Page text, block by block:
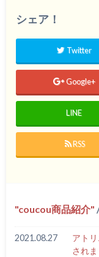
シェア！
Twitter
Google+
LINE
RSS
coucou商品紹介
2021.08.27
アト
され